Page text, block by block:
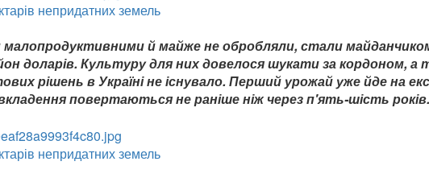
непридатних земель
малопродуктивними й майже не обробляли, стали
доларів. Культуру для них довелося шукати за кордоном, а
рішень в Україні не існувало. Перший урожай уже йде на
повертаються не раніше ніж через п'ять-шість років.
непридатних земель